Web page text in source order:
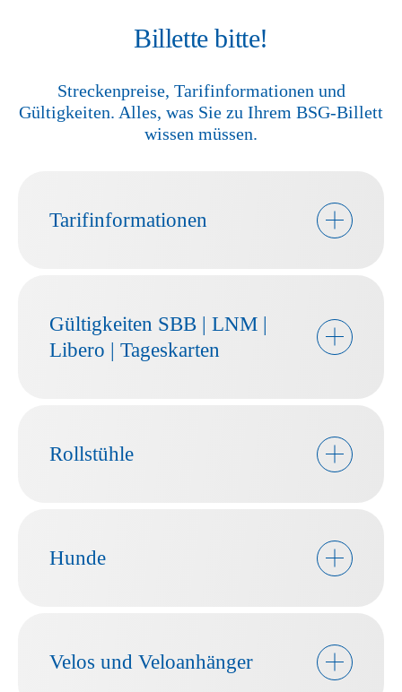
Billette bitte!
Streckenpreise, Tarifinformationen und
Gültigkeiten. Alles, was Sie zu Ihrem BSG-Billett
wissen müssen.
Tarifinformationen
Gültigkeiten SBB | LNM |
Libero | Tageskarten
Rollstühle
Hunde
Velos und Veloanhänger